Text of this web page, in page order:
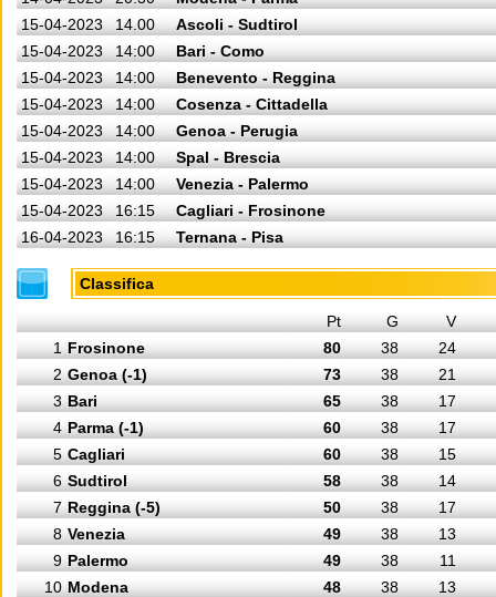
15-04-2023
14.00
Ascoli - Sudtirol
15-04-2023
14:00
Bari - Como
15-04-2023
14:00
Benevento - Reggina
15-04-2023
14:00
Cosenza - Cittadella
15-04-2023
14:00
Genoa - Perugia
15-04-2023
14:00
Spal - Brescia
15-04-2023
14:00
Venezia - Palermo
15-04-2023
16:15
Cagliari - Frosinone
16-04-2023
16:15 Ternana - Pisa
Classifica
Pt G
V
1 Frosinone 80 38
24
2 Genoa (-1) 73 38
21
3 Bari 65 38
17
4 Parma (-1) 60 38
17
5 Cagliari 60 38
15
6 Sudtirol 58 38
14
7 Reggina (-5) 50 38
17
8 Venezia 49 38
13
9 Palermo 49 38
11
10 Modena 48 38
13